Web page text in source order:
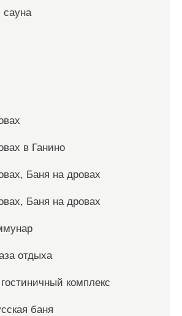
в Ганино
Баня на дровах
Баня на дровах
отдыха
комплекс
баня